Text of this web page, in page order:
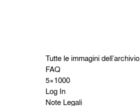
Tutte le immagini dell’archivio
FAQ
5×1000
Log In
Note Legali